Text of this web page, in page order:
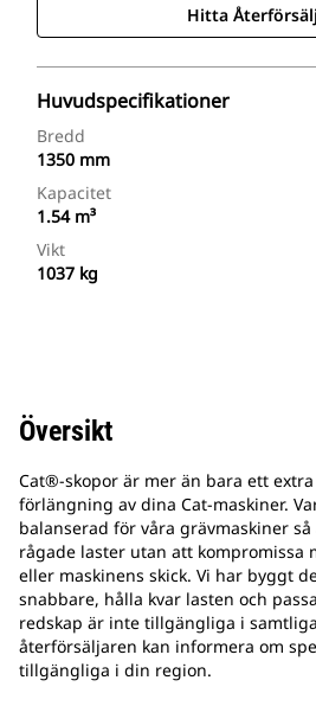
Hitta
Huvudspecifikationer
Bredd
1350 mm
Kapacitet
1.54 m³
Vikt
1037 kg
Översikt
Cat®-skopor är mer än bara ett
förlängning av dina Cat-maskiner.
balanserad för våra grävmaskiner
rågade laster utan att kompromissa
eller maskinens skick. Vi har byggt
snabbare, hålla kvar lasten och
redskap är inte tillgängliga i
återförsäljaren kan informera om
tillgängliga i din region.